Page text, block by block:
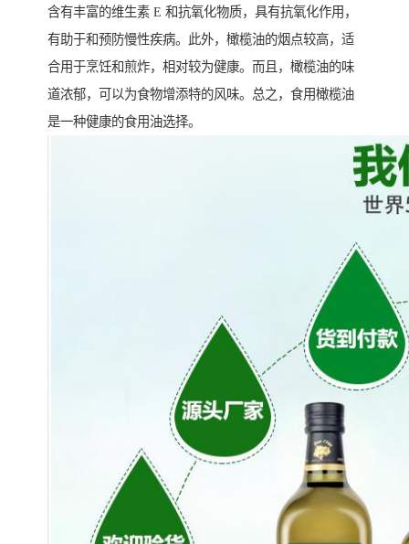
含有丰富的维生素 E 和抗氧化物质，具有抗氧化作用，
有助于和预防慢性疾病。此外，橄榄油的烟点较高，适
合用于烹饪和煎炸，相对较为健康。而且，橄榄油的味
道浓郁，可以为食物增添特的风味。总之，食用橄榄油
是一种健康的食用油选择。